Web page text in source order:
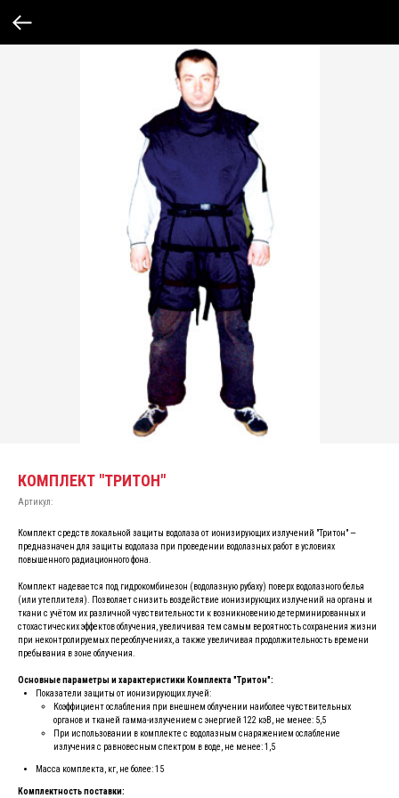
КОМПЛЕКТ "ТРИТОН"
Артикул:
Комплект средств локальной защиты водолаза от ионизирующих излучений "Тритон" —
предназначен для защиты водолаза при проведении водолазных работ в условиях
повышенного радиационного фона.
Комплект надевается под гидрокомбинезон (водолазную рубаху) поверх водолазного белья
(или утеплителя). Позволяет снизить воздействие ионизирующих излучений на органы и
ткани с учётом их различной чувствительности к возникновению детерминированных и
стохастических эффектов облучения, увеличивая тем самым вероятность сохранения жизни
при неконтролируемых переоблучениях, а также увеличивая продолжительность времени
пребывания в зоне облучения.
Основные параметры и характеристики Комплекта "Тритон":
Показатели защиты от ионизирующих лучей:
Коэффициент ослабления при внешнем облучении наиболее чувствительных
органов и тканей гамма-излучением с энергией 122 кэВ, не менее: 5,5
При использовании в комплекте с водолазным снаряжением ослабление
излучения с равновесным спектром в воде, не менее: 1,5
Масса комплекта, кг, не более: 15
Комплектность поставки: